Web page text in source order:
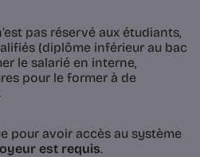
pas réservé aux étudiants,
(diplôme inférieur au bac
le salarié en interne,
pour le former à de
pour avoir accès au système
est requis.